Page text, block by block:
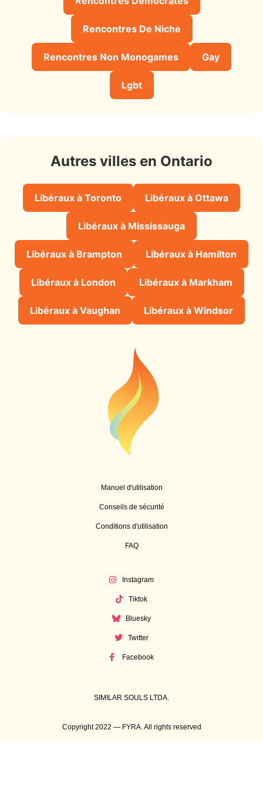
Rencontres De Niche
Rencontres Non Monogames Gay
Lgbt
Autres villes en Ontario
Libéraux à Toronto Libéraux à Ottawa
Libéraux à Mississauga
Libéraux à Brampton Libéraux à Hamilton
Libéraux à London Libéraux à Markham
Libéraux à Vaughan Libéraux à Windsor
Manuel d'utilisation
Conseils de sécurité
Conditions d'utilisation
FAQ
Instagram
Tiktok
Bluesky
Twitter
Facebook
SIMILAR SOULS LTDA.
Copyright 2022 — FYRA. All rights reserved